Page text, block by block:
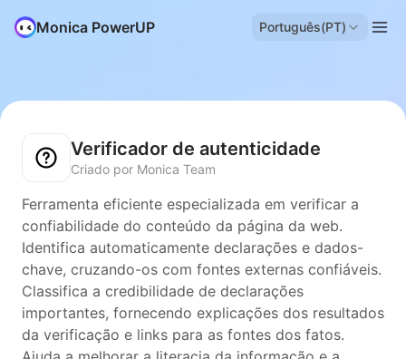
Monica PowerUP Português(PT)
Verificador de autenticidade
Criado por Monica Team
Ferramenta eficiente especializada em verificar a
confiabilidade do conteúdo da página da web.
Identifica automaticamente declarações e dados-
chave, cruzando-os com fontes externas confiáveis.
Classifica a credibilidade de declarações
importantes, fornecendo explicações dos resultados
da verificação e links para as fontes dos fatos.